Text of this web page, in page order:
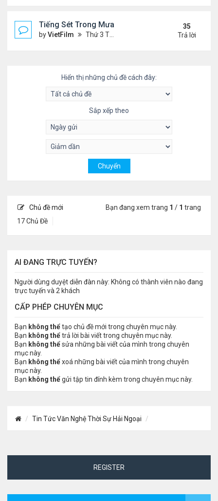
Tiếng Sét Trong Mưa (Lôi Vũ)
byVietFilm Thứ 3 Tháng 10 20, 2020 9:50 pm
35
Trả lời
Hiển thị những chủ đề cách đây:
Sắp xếp theo
Chủ đề mới
17 Chủ Đề
Bạn đang xem trang 1 / 1 trang
AI ĐANG TRỰC TUYẾN?
Người dùng duyệt diễn đàn này: Không có thành viên nào đang
trực tuyến và 2 khách
CẤP PHÉP CHUYÊN MỤC
Bạn không thểtạo chủ đề mới trong chuyên mục này.
Bạn không thểtrả lời bài viết trong chuyên mục này.
Bạn không thểsửa những bài viết của mình trong chuyên
mục này.
Bạn không thểxoá những bài viết của mình trong chuyên
mục này.
Bạn không thểgửi tập tin đính kèm trong chuyên mục này.
Tin Tức Văn Nghệ Thời Sự Hải Ngoại
REGISTER